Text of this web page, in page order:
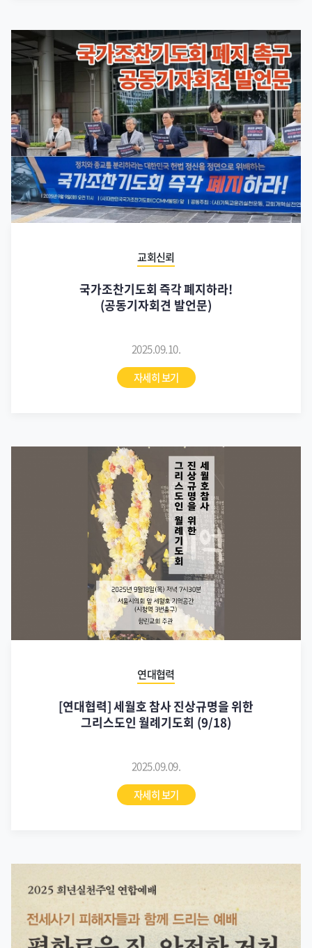
교회신뢰
국가조찬기도회 즉각 폐지하라!
(공동기자회견 발언문)
2025.09.10.
자세히 보기
연대협력
[연대협력] 세월호 참사 진상규명을 위한
그리스도인 월례기도회 (9/18)
2025.09.09.
자세히 보기